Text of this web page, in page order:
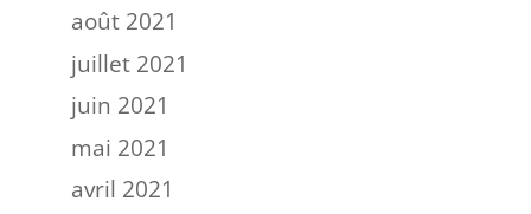
août 2021
juillet 2021
juin 2021
mai 2021
avril 2021